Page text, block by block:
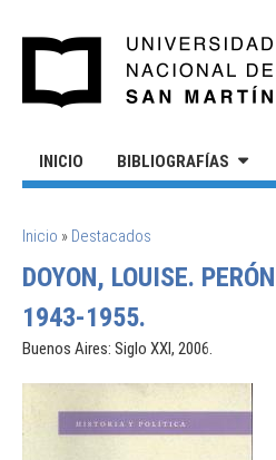
INICIO BIBLIOGRAFÍAS
SE ENCUENTRA USTED AQUÍ
Inicio » Destacados
DOYON, LOUISE.
1943-1955.
Buenos Aires: Siglo XXI, 2006.